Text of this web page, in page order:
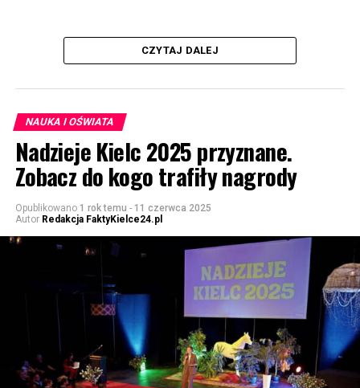
CZYTAJ DALEJ
NAUKA I OŚWIATA
Nadzieje Kielc 2025 przyznane.
Zobacz do kogo trafiły nagrody
Opublikowano 1 rok temu - 11 czerwca 2025
Autor Redakcja FaktyKielce24.pl